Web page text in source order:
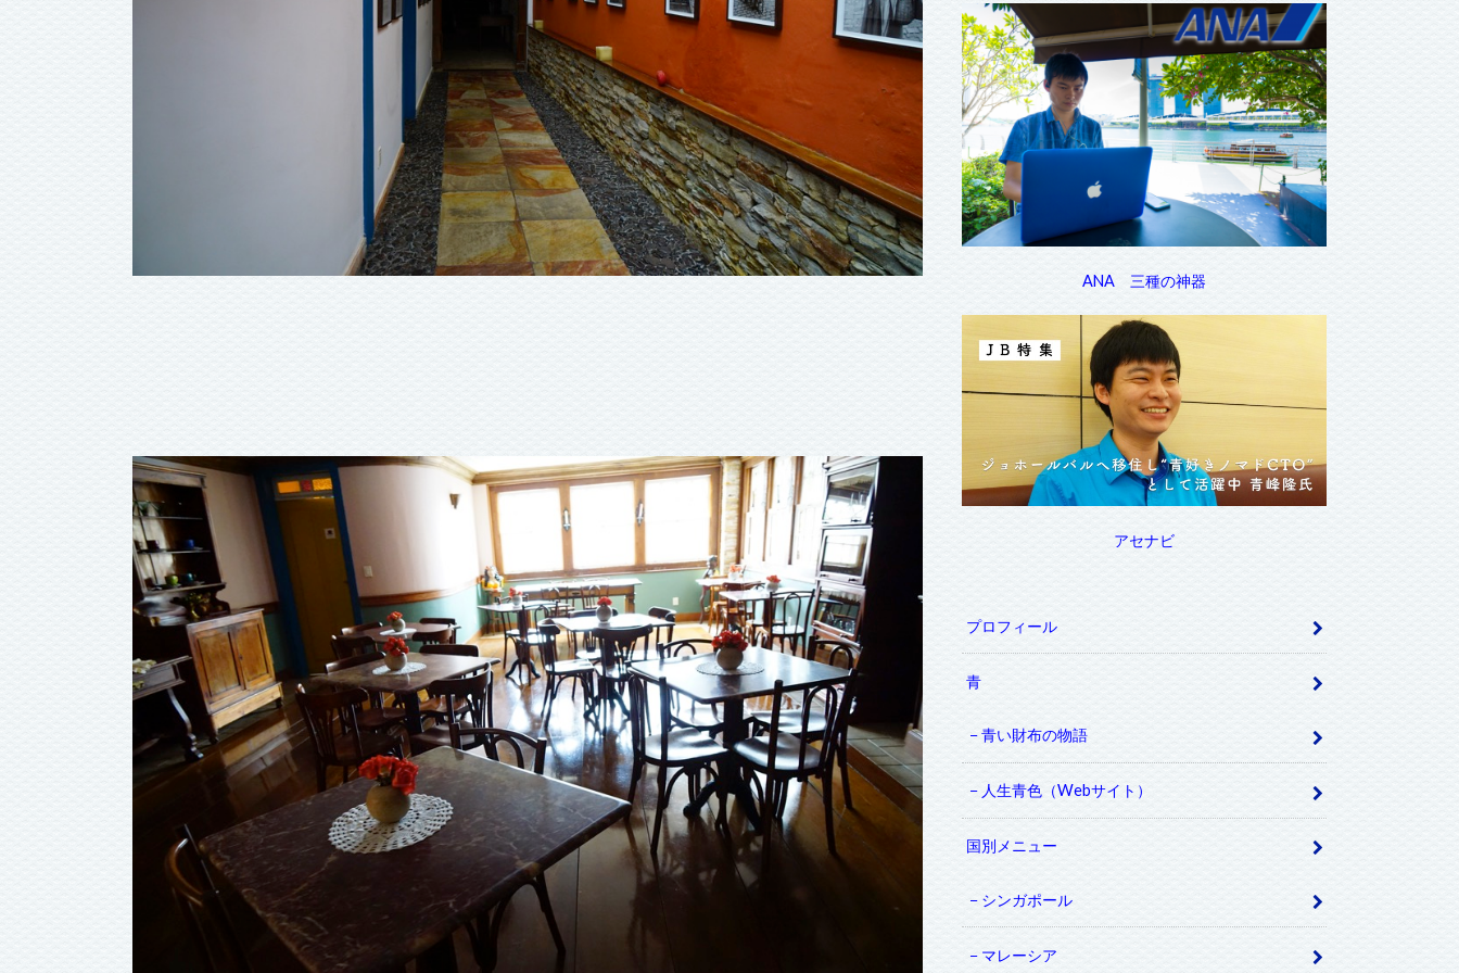
ANA 三種の神器
アセナビ
プロフィール
青
青い財布の物語
人生青色（Webサイト）
国別メニュー
シンガポール
マレーシア